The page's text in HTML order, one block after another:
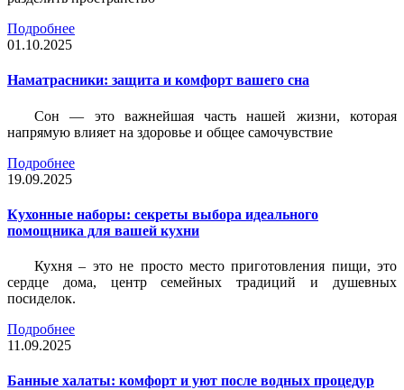
Подробнее
01.10.2025
Наматрасники: защита и комфорт вашего сна
Сон — это важнейшая часть нашей жизни, которая
напрямую влияет на здоровье и общее самочувствие
Подробнее
19.09.2025
Кухонные наборы: секреты выбора идеального
помощника для вашей кухни
Кухня – это не просто место приготовления пищи, это
сердце дома, центр семейных традиций и душевных
посиделок.
Подробнее
11.09.2025
Банные халаты: комфорт и уют после водных процедур